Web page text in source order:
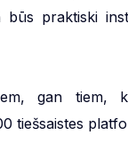
praktiski
gan
tiešsaistes